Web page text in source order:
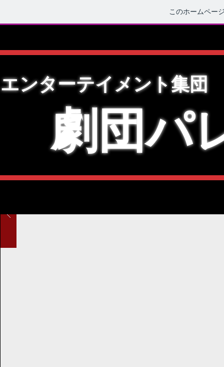
このホームペー
エンターテイメント集団
​劇団パ